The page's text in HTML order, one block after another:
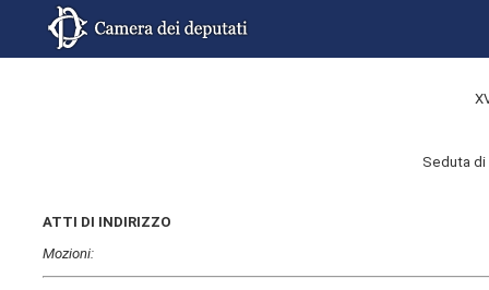
Seduta di
ATTI DI INDIRIZZO
Mozioni: